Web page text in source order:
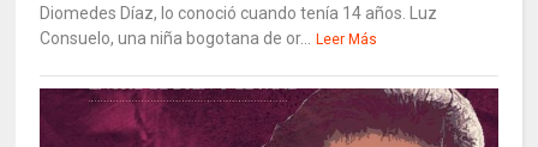
Diomedes Díaz, lo conoció cuando tenía 14 años. Luz
Consuelo, una niña bogotana de or...
Leer Más